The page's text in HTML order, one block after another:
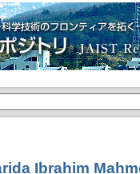
Ibrahim